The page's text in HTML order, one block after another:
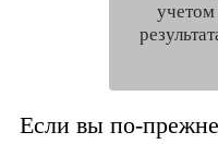
Если вы по-